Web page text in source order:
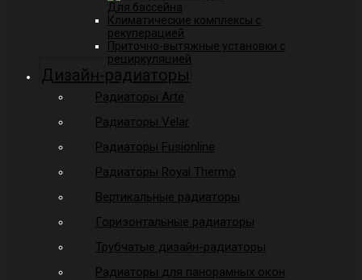
Для бассейна
Климатические комплексы с
рекуперацией
Приточно-вытяжные установки с
рециркуляцией
Дизайн-радиаторы
Радиаторы Arte
Радиаторы Velar
Радиаторы Fusionline
Радиаторы Royal Thermo
Вертикальные радиаторы
Горизонтальные радиаторы
Трубчатые дизайн-радиаторы
Радиаторы для панорамных окон